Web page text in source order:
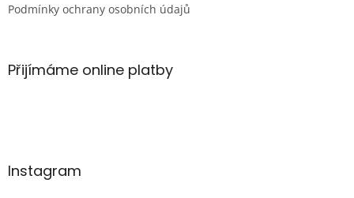
Podmínky ochrany osobních údajů
Přijímáme online platby
Instagram